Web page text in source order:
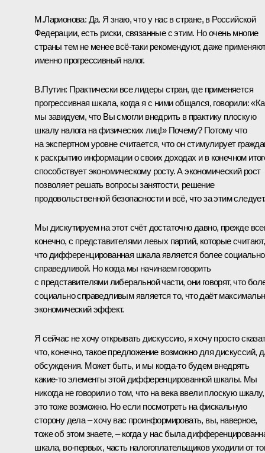
М.Ларионова: Да. Я знаю, что у нас в стране, в Российской
Федерации, есть риски, связанные с этим. Но очень многие
страны тем не менее всё‑таки рекомендуют, даже
именно прогрессивный налог.
В.Путин: Практически все лидеры стран, где применяется
прогрессивная шкала, когда я с ними общался, говорили:
мы завидуем, что Вы смогли внедрить в практику плоскую
шкалу налога на физических лиц!» Почему? Потому что
на экспертном уровне считается, что он стимулирует
к раскрытию информации о своих доходах и в конечном
способствует экономическому росту. А экономический рост
позволяет решать вопросы занятости, решение
продовольственной безопасности и всё, что за этим
Мы дискутируем на этот счёт достаточно давно, прежде
конечно, с представителями левых партий, которые считают,
что дифференцированная шкала является более социально
справедливой. Но когда мы начинаем говорить
с представителями либеральной части, они говорят, что
социально справедливым является то, что даёт
экономический эффект.
Я сейчас не хочу открывать дискуссию, я хочу просто
что, конечно, такое предложение возможно для дискуссий,
обсуждения. Может быть, и мы когда‑то будем внедрять
какие‑то элементы этой дифференцированной шкалы. Мы
никогда не говорили о том, что на века ввели плоскую шкалу,
это тоже возможно. Но если посмотреть на фискальную
сторону дела – хочу вас проинформировать, вы, наверное,
тоже об этом знаете, – когда у нас была
шкала, во‑первых, часть налогоплательщиков уходили от